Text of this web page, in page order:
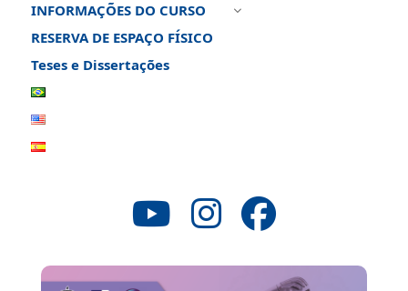
INFORMAÇÕES DO CURSO 3
RESERVA DE ESPAÇO FÍSICO
Teses e Dissertações